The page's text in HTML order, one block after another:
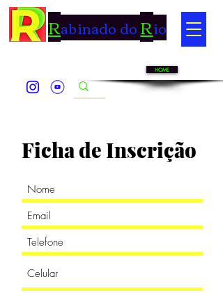
Rabinado doRio
HOME
Ficha de Inscrição